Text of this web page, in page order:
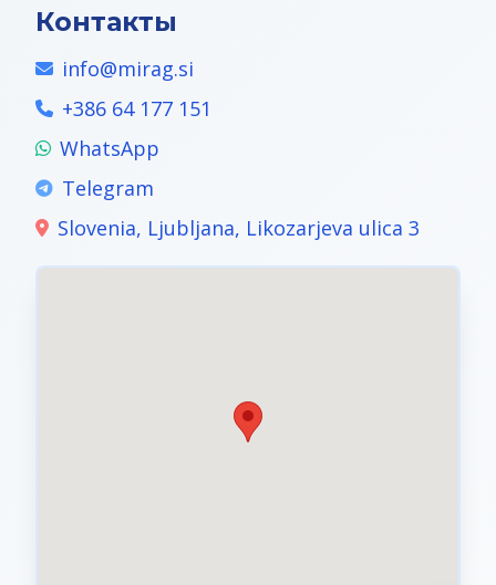
Контакты
info@mirag.si
+386 64 177 151
WhatsApp
Telegram
Slovenia, Ljubljana, Likozarjeva ulica 3